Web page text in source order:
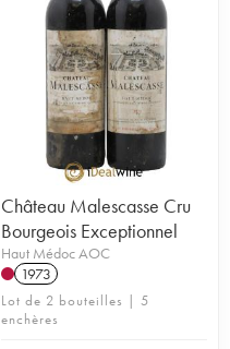
Château Malescasse Cru
Bourgeois Exceptionnel
Haut Médoc AOC
1973
Lot de 2 bouteilles | 5
enchères